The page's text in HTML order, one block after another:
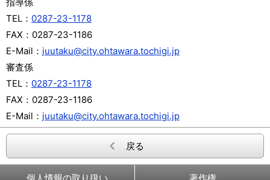
TEL： 0287-23-1178
FAX： 0287-23-1186
E-Mail： juutaku@city.ohtawara.tochigi.jp
審査係
TEL： 0287-23-1178
FAX： 0287-23-1186
E-Mail： juutaku@city.ohtawara.tochigi.jp
戻る